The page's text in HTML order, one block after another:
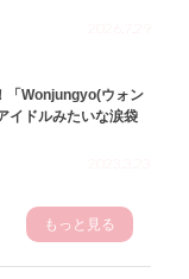
「Wonjungyo(ウォン
イドルみたいな涙袋
もっと見る